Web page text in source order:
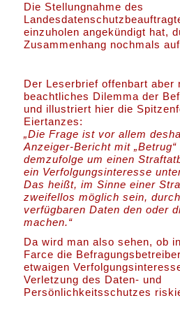
Die Stellungnahme des
einzuholen angekündigt hat,
Zusammenhang nochmals
Der Leserbrief offenbart aber
beachtliches Dilemma der
und illustriert hier die
Eiertanzes:
„Die Frage ist vor allem
Anzeiger-Bericht mit
demzufolge um einen
ein Verfolgungsinteresse
Das heißt, im Sinne einer
zweifellos möglich sein,
verfügbaren Daten den oder
machen.“
Da wird man also sehen, ob
Farce die
etwaigen
Verletzung des Daten- und
Persönlichkeitsschutzes